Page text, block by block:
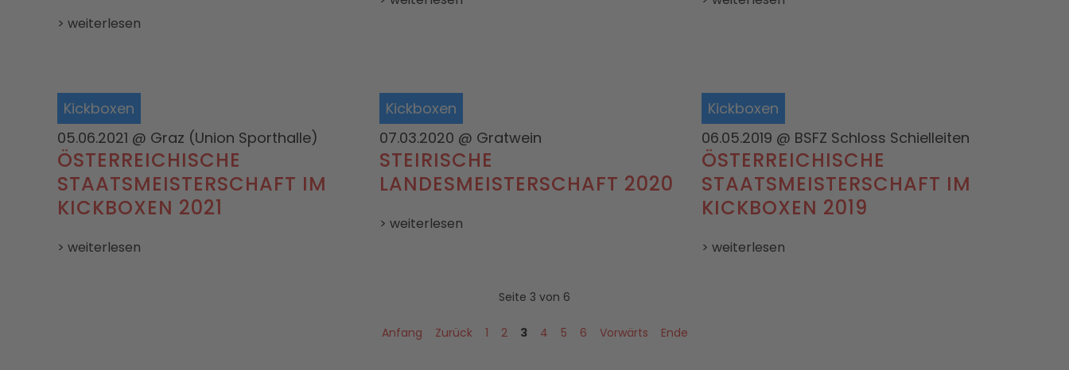
> weiterlesen
Kickboxen
05.06.2021 @ Graz (Union Sporthalle)
ÖSTERREICHISCHE
STAATSMEISTERSCHAFT IM
KICKBOXEN 2021
> weiterlesen
Kickboxen
07.03.2020 @ Gratwein
STEIRISCHE
LANDESMEISTERSCHAFT 2020
> weiterlesen
Kickboxen
06.05.2019 @ BSFZ Schloss Schielleiten
ÖSTERREICHISCHE
STAATSMEISTERSCHAFT IM
KICKBOXEN 2019
> weiterlesen
Seite 3 von 6
Anfang Zurück 1 2 3 4 5 6 Vorwärts Ende